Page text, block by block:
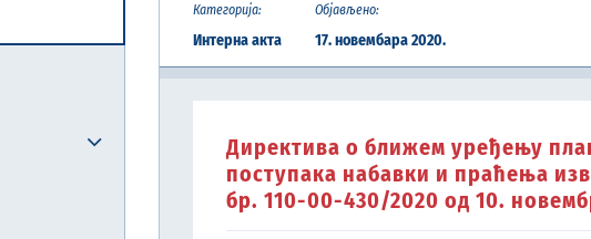
Категорија:
Интерна акта
Објављено:
17. новембара 2020.
Директива о ближем уређењу
поступака набавки и праћења
бр. 110-00-430/2020 од 10.